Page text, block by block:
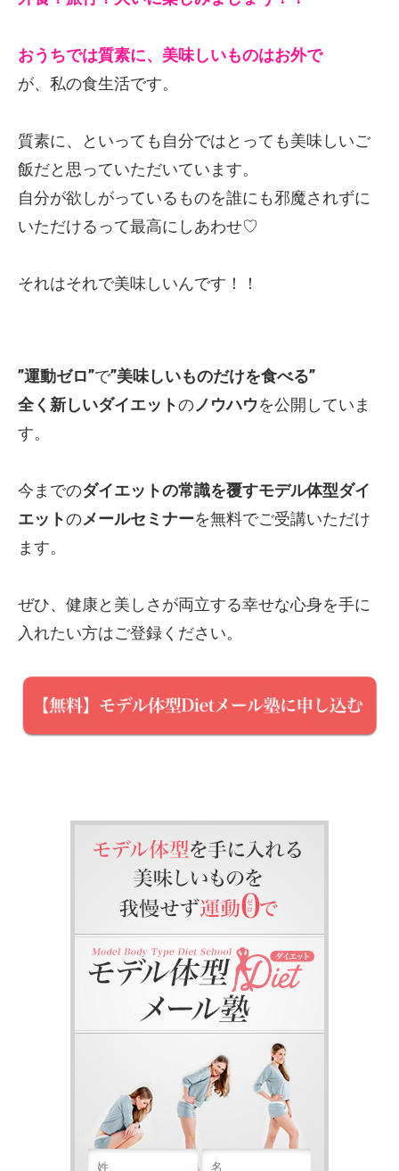
おうちでは質素に、美味しいものはお外で
が、私の食生活です。
質素に、といっても自分ではとっても美味しいご
飯だと思っていただいています。
自分が欲しがっているものを誰にも邪魔されずに
いただけるって最高にしあわせ♡
それはそれで美味しいんです！！
”運動ゼロ”で”美味しいものだけを食べる”
全く新しいダイエットのノウハウを公開していま
す。
今までのダイエットの常識を覆すモデル体型ダイ
エットのメールセミナーを無料でご受講いただけ
ます。
ぜひ、健康と美しさが両立する幸せな心身を手に
入れたい方はご登録ください。